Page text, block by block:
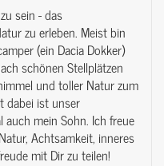
sein - das
zu erleben. Meist bin
(ein Dacia Dokker)
schönen Stellplätzen
und toller Natur zum
dabei ist unser
mein Sohn. Ich freue
Achtsamkeit, inneres
mit Dir zu teilen!